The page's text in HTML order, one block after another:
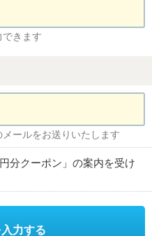
きます
ールをお送りいたします
分クーポン」の案内を受け
力する